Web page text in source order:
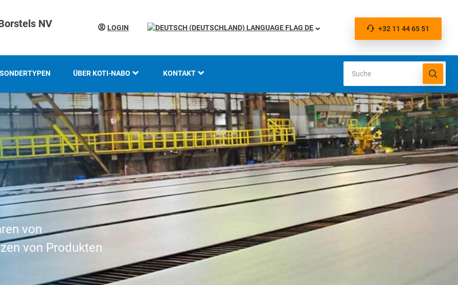
NV LOGIN DE +32 11 44 65 51
SONDERTYPEN ÜBER KOTI-NABO
KOTI GRUPPE
GESCHICHTE
GRUNDLAGEN UND
KOMPETENZ
INNOVATION UND
NACHHALTIGKEIT
KONTAKT
STANDORTE
von
von Produkten